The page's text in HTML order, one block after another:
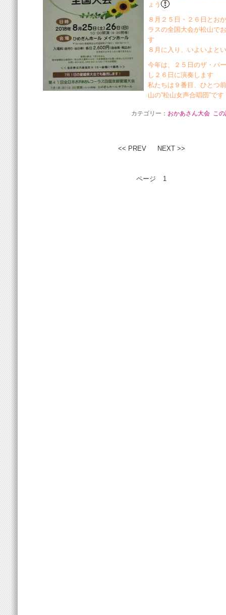
ょう
８月２５日・２６日とお
ラスの全国大会が松山で
す
８月に入り、いよいよと
今年は、２５日のザ・パ
し２６日に演奏します
私たちは９番目、ひとつ
山の“松山女声合唱団”です
カテゴリー： おかあさん大会 こ
<< PREV NEXT >>
ページ 1